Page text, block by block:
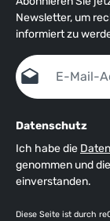
Newsletter, um
informiert zu
E-Mail-Adresse*
Datenschutz
Ich habe die
genommen und die
einverstanden.
Diese Seite ist durch